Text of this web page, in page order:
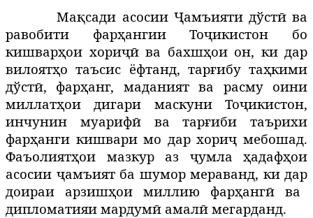
Мақсади асосии Ҷамъияти дўстӣ ва
равобити фарҳангии Тоҷикистон бо
кишварҳои хориҷӣ ва бахшҳои он, ки дар
вилоятҳо таъсис ёфтанд, тарғибу таҳкими
дўстӣ, фарҳанг, маданият ва расму оини
миллатҳои дигари маскуни Тоҷикистон,
инчунин муарифӣва тарғиби таърихи
фарҳанги кишвари мо дар хориҷ мебошад.
Фаъолиятҳои мазкур аз ҷумла ҳадафҳои
асосии ҷамъият ба шумор мераванд, ки дар
доираи арзишҳои миллию фарҳангӣ ва
дипломатияи мардумӣ амалӣ мегарданд.